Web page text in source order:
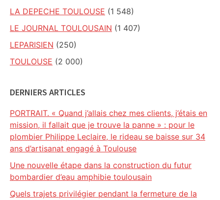
LA DEPECHE TOULOUSE (1 548)
LE JOURNAL TOULOUSAIN (1 407)
LEPARISIEN (250)
TOULOUSE (2 000)
DERNIERS ARTICLES
PORTRAIT. « Quand j’allais chez mes clients, j’étais en
mission, il fallait que je trouve la panne » : pour le
plombier Philippe Leclaire, le rideau se baisse sur 34
ans d’artisanat engagé à Toulouse
Une nouvelle étape dans la construction du futur
bombardier d’eau amphibie toulousain
Quels trajets privilégier pendant la fermeture de la